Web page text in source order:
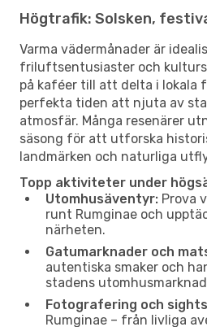
Högtrafik: Solsken,
Varma vädermånader är
friluftsentusiaster och
på kaféer till att delta i lokala
perfekta tiden att njuta av
atmosfär. Många resenärer
säsong för att utforska
landmärken och naturliga
Topp aktiviteter under
Utomhusäventyr: Prova
runt Rumginae och
närheten.
Gatumarknader och
autentiska smaker och
stadens
Fotografering och
Rumginae – från livliga